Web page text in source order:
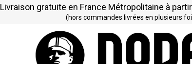
Livraison gratuite en France Métropolitaine à
(hors commandes livrées en plusieurs